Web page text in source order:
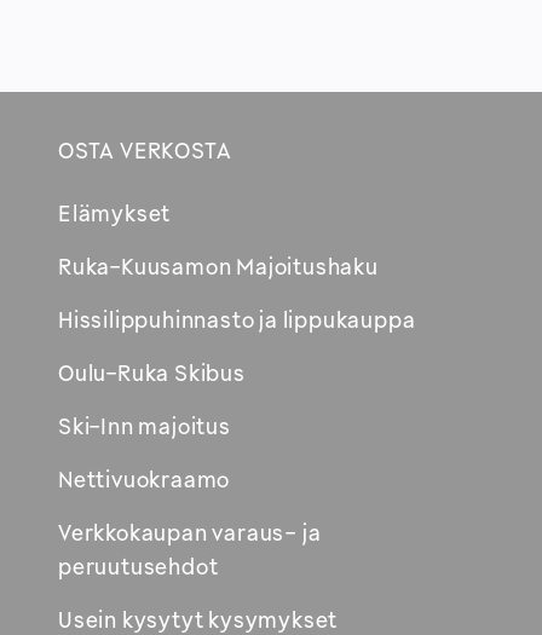
OSTA VERKOSTA
Elämykset
Ruka-Kuusamon Majoitushaku
ikkunaan
Hissilippuhinnasto ja lippukauppa
Oulu-Ruka Skibus
Ski-Inn majoitus
Nettivuokraamo
Verkkokaupan varaus- ja
peruutusehdot
Usein kysytyt kysymykset